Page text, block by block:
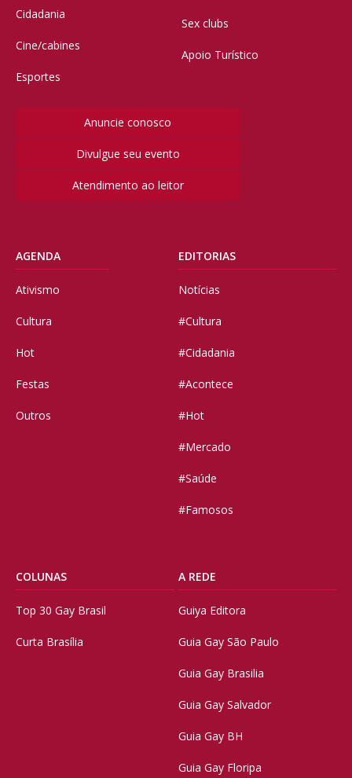
Cidadania
Cine/cabines
Esportes
Sex clubs
Apoio Turístico
Anuncie conosco
Divulgue seu evento
Atendimento ao leitor
AGENDA
Ativismo
Cultura
Hot
Festas
Outros
EDITORIAS
Notícias
#Cultura
#Cidadania
#Acontece
#Hot
#Mercado
#Saúde
#Famosos
COLUNAS
Top 30 Gay Brasil
Curta Brasília
A REDE
Guiya Editora
Guia Gay São Paulo
Guia Gay Brasilia
Guia Gay Salvador
Guia Gay BH
Guia Gay Floripa